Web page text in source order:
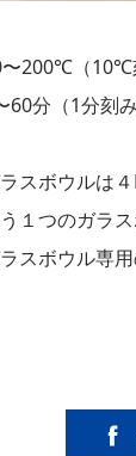
200℃（10℃
分（1分刻み
スボウルは
１つのガラ
スボウル専